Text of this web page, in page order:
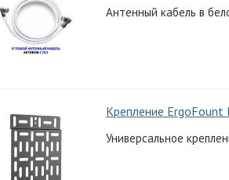
Антенный кабель в
Крепление ErgoFount
Универсальное